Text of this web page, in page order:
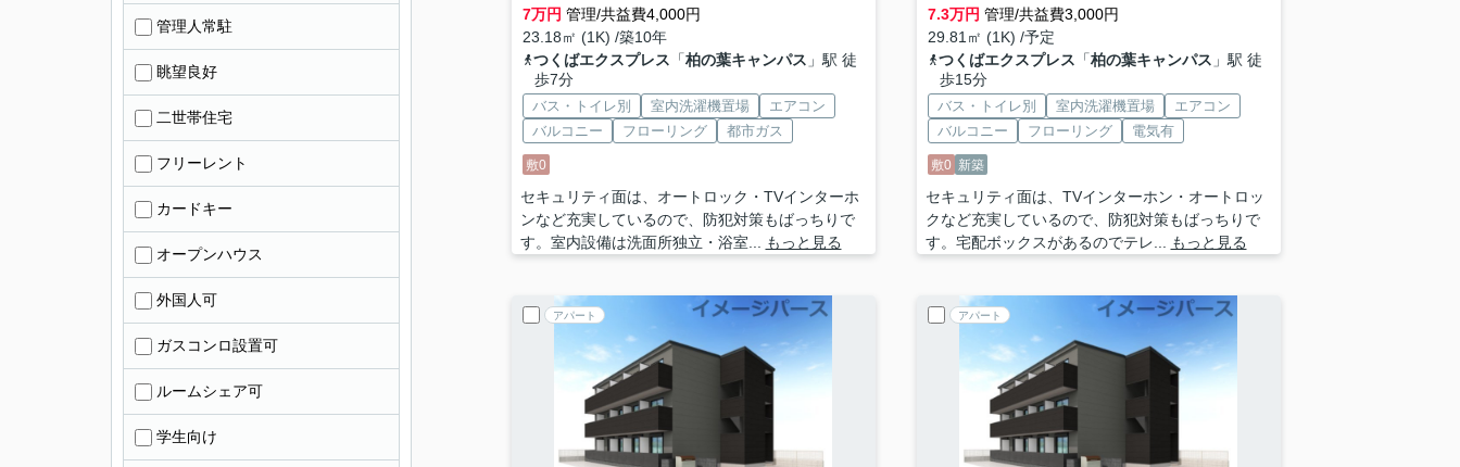
7万円 管理/共益費4,000円
23.18㎡ (1K) /築10年
つくばエクスプレス 「柏の葉キャンパス 」駅 徒
歩7分
バス・トイレ別 室内洗濯機置場
エアコン
バルコニー
フローリング 都市ガス
敷0
セキュリティ面は、オートロック・TVインターホ
ンなど充実しているので、防犯対策もばっちりで
す。室内設備は洗面所独立・浴室...
もっと見る
7.3万円 管理/共益費3,000円
29.81㎡ (1K) /予定
つくばエクスプレス 「柏の葉キャンパス 」駅 徒
歩15分
バス・トイレ別 室内洗濯機置場
エアコン
バルコニー
フローリング 電気有
敷0 新築
セキュリティ面は、TVインターホン・オートロッ
クなど充実しているので、防犯対策もばっちりで
す。宅配ボックスがあるのでテレ...
もっと見る
アパート アパート
管理人常駐
眺望良好
二世帯住宅
フリーレント
カードキー
オープンハウス
外国人可
ガスコンロ設置可
ルームシェア可
学生向け